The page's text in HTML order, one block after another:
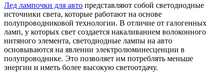
Лед лампочки для авто представляют собой светодиодные
источники света, которые работают на основе
полупроводниковой технологии. В отличие от галогенных
ламп, у которых свет создается накаливанием волоконного
нитяного элемента, светодиодные лампы на авто
основываются на явлении электролюминесценции в
полупроводнике. Это позволяет им потреблять меньше
энергии и иметь более высокую светоотдачу.